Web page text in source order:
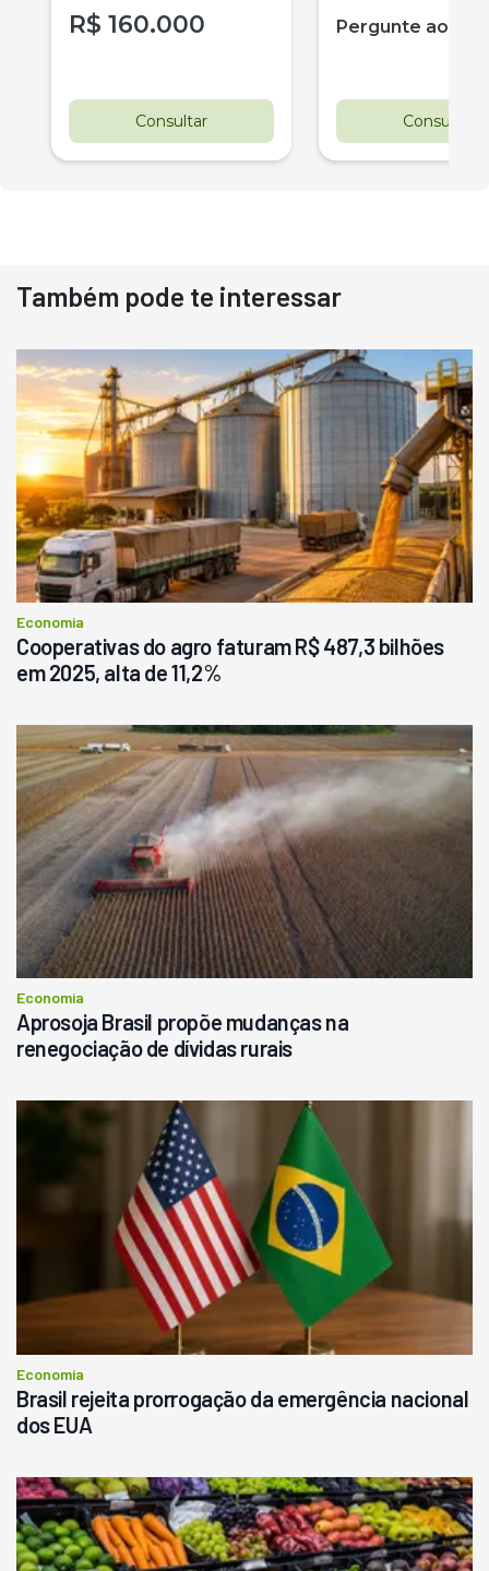
R$ 160.000
Consultar
Pergunte ao
Consultar
Também pode te interessar
Economia
Cooperativas do agro faturam R$ 487,3 bilhões
em 2025, alta de 11,2%
Economia
Aprosoja Brasil propõe mudanças na
renegociação de dívidas rurais
Economia
Brasil rejeita prorrogação da emergência nacional
dos EUA